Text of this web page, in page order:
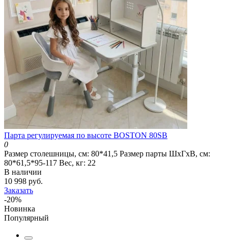
Парта регулируемая по высоте BOSTON 80SB
0
Размер столешницы, см: 80*41,5 Размер парты ШхГхВ, см:
80*61,5*95-117 Вес, кг: 22
В наличии
10 998 руб.
Заказать
-20%
Новинка
Популярный